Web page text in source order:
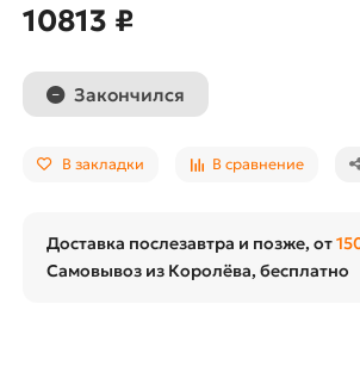
10813 ₽
Закончился
В закладки В сравнение
Доставка послезавтра и позже, от
Самовывоз из Королёва, бесплатно